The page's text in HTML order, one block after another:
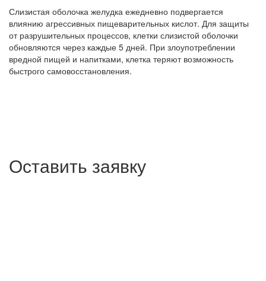
Слизистая оболочка желудка ежедневно подвергается
влиянию агрессивных пищеварительных кислот. Для защиты
от разрушительных процессов, клетки слизистой оболочки
обновляются через каждые 5 дней. При злоупотреблении
вредной пищей и напитками, клетка теряют возможность
быстрого самовосстановления.
Оставить заявку